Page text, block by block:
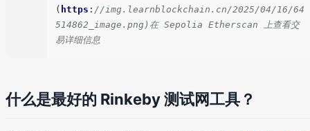
( https : //img.learnblockchain.cn/2025/04/16/64
514862_image.png)在 Sepolia Etherscan 上查看交
易详细信息
什么是最好的 Rinkeby 测试网工具？